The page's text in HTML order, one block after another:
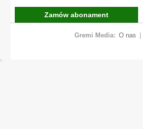
Zamów abonament
Gremi Media: O nas